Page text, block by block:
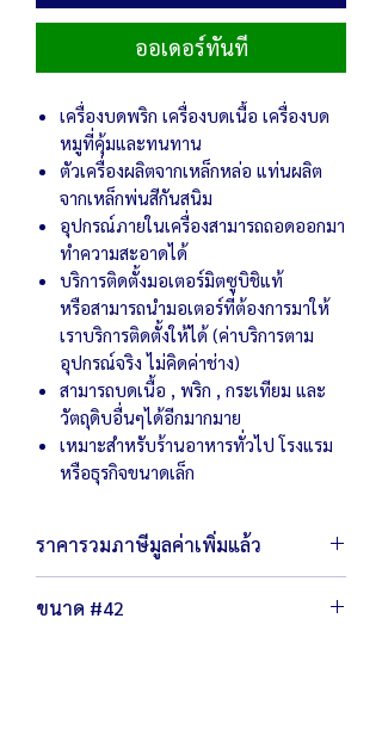
ออเดอร์ทันที
เครื่องบดพริก เครื่องบดเนื้อ เครื่องบด
หมูที่คุ้มและทนทาน
ตัวเครื่องผลิตจากเหล็กหล่อ แท่นผลิต
จากเหล็กพ่นสีกันสนิม
อุปกรณ์ภายในเครื่องสามารถถอดออกมา
ทำความสะอาดได้
บริการติดตั้งมอเตอร์มิตซูบิชิแท้
หรือสามารถนำมอเตอร์ที่ต้องการมาให้
เราบริการติดตั้งให้ได้ (ค่าบริการตาม
อุปกรณ์จริง ไม่คิดค่าช่าง)
สามารถบดเนื้อ , พริก , กระเทียม และ
วัตถุดิบอื่นๆได้อีกมากมาย
เหมาะสำหรับร้านอาหารทั่วไป โรงแรม
หรือธุรกิจขนาดเล็ก
ราคารวมภาษีมูลค่าเพิ่มแล้ว
ขนาด #42